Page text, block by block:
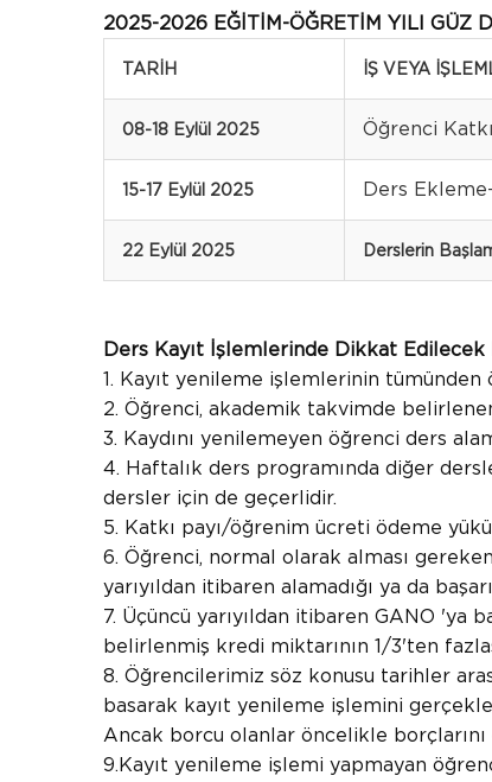
2025-2026 EĞİTİM-ÖĞRETİM YILI GÜZ
TARİH İŞ VEYA
08-18 Eylül 2025 Öğrenci
15-17 Eylül 2025 Ders
22 Eylül 2025 Derslerin
Ders Kayıt İşlemlerinde Dikkat Edilecek
1. Kayıt yenileme işlemlerinin
2. Öğrenci, akademik takvimde
3. Kaydını yenilemeyen öğrenci ders
4. Haftalık ders programında diğer
dersler için de geçerlidir.
5. Katkı payı/öğrenim ücreti ödeme
6. Öğrenci, normal olarak alması
yarıyıldan itibaren alamadığı ya da
7. Üçüncü yarıyıldan itibaren GANO 'ya
belirlenmiş kredi miktarının 1/3'ten
8. Öğrencilerimiz söz konusu tarihler
basarak kayıt yenileme işlemini
Ancak borcu olanlar öncelikle
9.Kayıt yenileme işlemi yapmayan